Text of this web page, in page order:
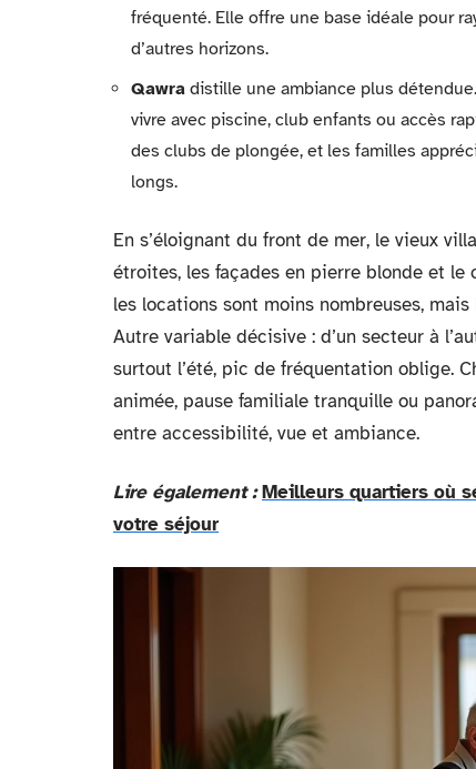
fréquenté. Elle offre une base idéale pour
d’autres horizons.
Qawra distille une ambiance plus
vivre avec piscine, club enfants ou accès
des clubs de plongée, et les familles
longs.
En s’éloignant du front de mer, le vieux
étroites, les façades en pierre blonde et
les locations sont moins nombreuses,
Autre variable décisive : d’un secteur à
surtout l’été, pic de fréquentation oblige.
animée, pause familiale tranquille ou
entre accessibilité, vue et ambiance.
Lire également : Meilleurs quartiers où
votre séjour